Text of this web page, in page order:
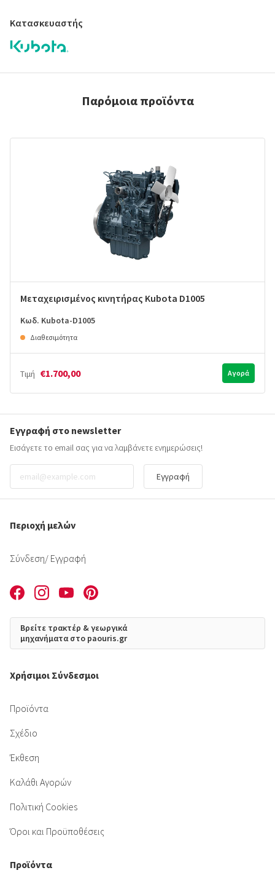
Κατασκευαστής
Παρόμοια προϊόντα
Μεταχειρισμένος κινητήρας Kubota D1005
Κωδ. Kubota-D1005
Διαθεσιμότητα
Τιμή €1.700,00 Αγορά
Εγγραφή στο newsletter
Εισάγετε το email σας για να λαμβάνετε ενημερώσεις!
Εγγραφή
Περιοχή μελών
Σύνδεση/ Εγγραφή
Βρείτε τρακτέρ & γεωργικά
μηχανήματα στο paouris.gr
Χρήσιμοι Σύνδεσμοι
Προϊόντα
Σχέδιο
Έκθεση
Καλάθι Αγορών
Πολιτική Cookies
Όροι και Προϋποθέσεις
Προϊόντα